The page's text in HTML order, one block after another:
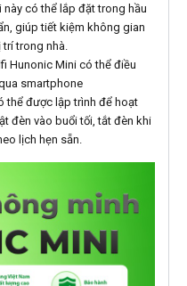
có thể lắp đặt trong hầu
giúp tiết kiệm không gian
trí trong nhà.
Hunonic Mini có thể điều
smartphone
thể được lập trình để hoạt
đèn vào buổi tối, tắt đèn khi
lịch hẹn sẵn.